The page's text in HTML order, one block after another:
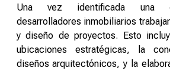
Una vez identificada una
desarrolladores inmobiliarios
y diseño de proyectos. Esto
ubicaciones estratégicas, la
diseños arquitectónicos, y la